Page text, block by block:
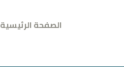
الصفحة الرئيسية